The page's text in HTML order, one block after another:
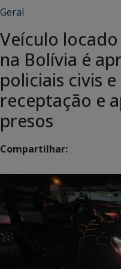
Geral
Veículo
na Bolívia é
policiais civis
receptação e
presos
Compartilhar: